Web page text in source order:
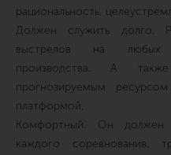
рациональность,
Должен служить долго.
выстрелов на любых
производства. А
прогнозируемым
платформой,
Комфортный. Он должен
каждого соревнования,